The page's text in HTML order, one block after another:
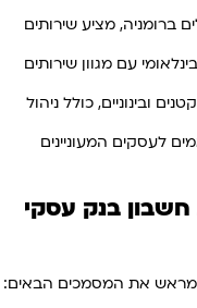
ברומניה, מציע שירותים
עם מגוון שירותים
ובינוניים, כולל ניהול
לעסקים המעוניינים
בנק עסקי
מראש את המסמכים הבאים: